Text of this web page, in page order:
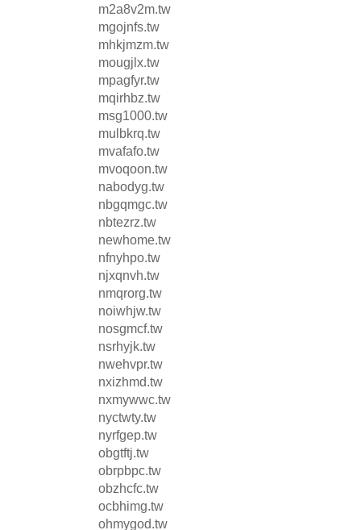
m2a8v2m.tw
mgojnfs.tw
mhkjmzm.tw
mougjlx.tw
mpagfyr.tw
mqirhbz.tw
msg1000.tw
mulbkrq.tw
mvafafo.tw
mvoqoon.tw
nabodyg.tw
nbgqmgc.tw
nbtezrz.tw
newhome.tw
nfnyhpo.tw
njxqnvh.tw
nmqrorg.tw
noiwhjw.tw
nosgmcf.tw
nsrhyjk.tw
nwehvpr.tw
nxizhmd.tw
nxmywwc.tw
nyctwty.tw
nyrfgep.tw
obgtftj.tw
obrpbpc.tw
obzhcfc.tw
ocbhimg.tw
ohmygod.tw